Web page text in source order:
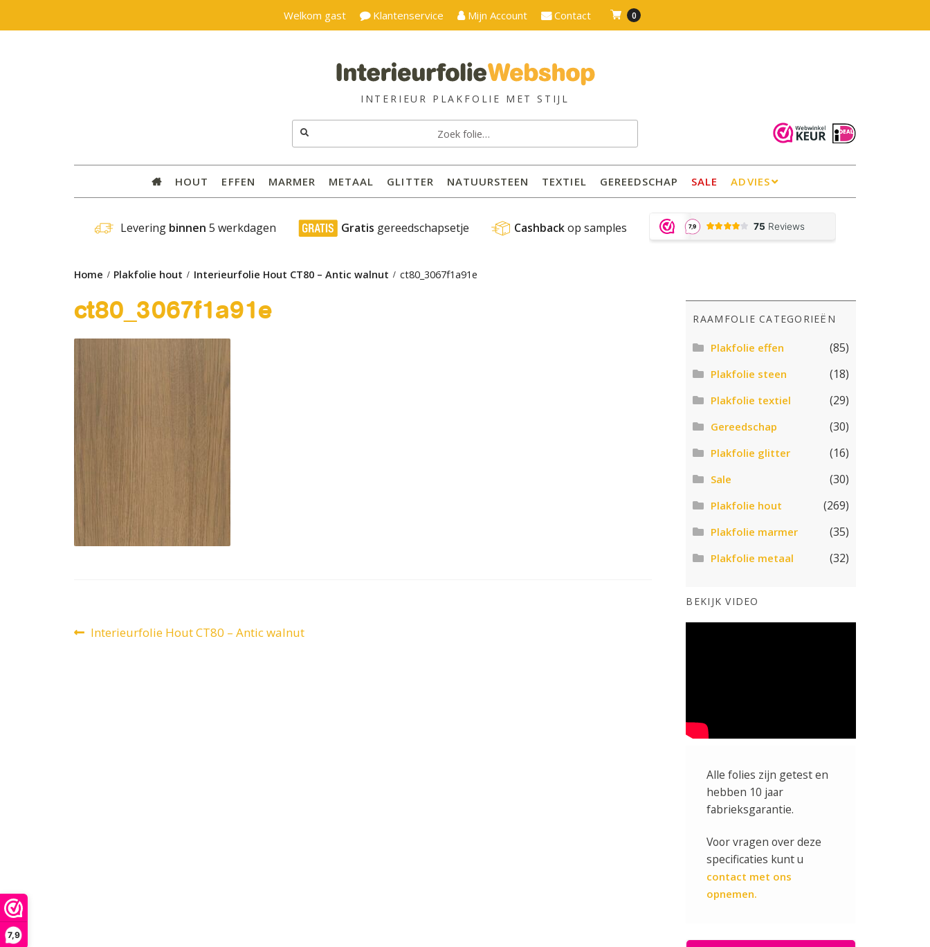
7,9
Welkom gast Klantenservice Mijn Account Contact 0
Zoeken
naar:
HOUT EFFEN MARMER METAAL GLITTER NATUURSTEEN TEXTIEL GEREEDSCHAP SALE ADVIES
Levering binnen 5 werkdagen Gratis gereedschapsetje Cashback op samples
Home Plakfolie hout Interieurfolie Hout CT80 – Antic walnut ct80_3067f1a91e
ct80_3067f1a91e
Bericht
Vorig
Interieurfolie Hout CT80 – Antic walnut
RAAMFOLIE CATEGORIEËN
Plakfolie effen (85)
Plakfolie steen (18)
Plakfolie textiel (29)
Gereedschap (30)
Plakfolie glitter (16)
Sale (30)
Plakfolie hout (269)
Plakfolie marmer (35)
Plakfolie metaal (32)
BEKIJK VIDEO
Alle folies zijn getest en
hebben 10 jaar
fabrieksgarantie.
Voor vragen over deze
specificaties kunt u
contact met ons
opnemen.